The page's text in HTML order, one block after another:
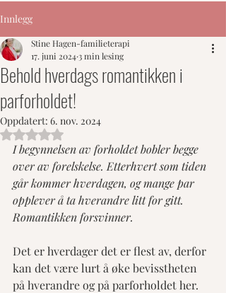
Innlegg
Behold hverdags romantikken i
parforholdet!
Stine Hagen-familieterapi
17. juni 2024 3 min lesing
Oppdatert: 6. nov. 2024
Gitt NaN av 5 stjerner.
I begynnelsen av forholdet bobler begge
over av forelskelse. Etterhvert som tiden
går kommer hverdagen, og mange par
opplever å ta hverandre litt for gitt.
Romantikken forsvinner.
Det er hverdager det er flest av, derfor
kan det være lurt å øke bevisstheten
på hverandre og på parforholdet her.